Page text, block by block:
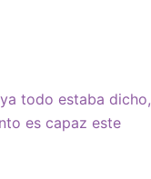
todo estaba dicho,
es capaz este